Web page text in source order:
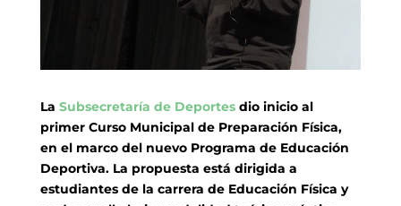
​La Subsecretaría de Deportesdioinicio al
primer Curso Municipal de Preparación Física,
en el marco del nuevo Programa de Educación
Deportiva. La propuesta está dirigida a
estudiantes de la carrera de Educación Física y